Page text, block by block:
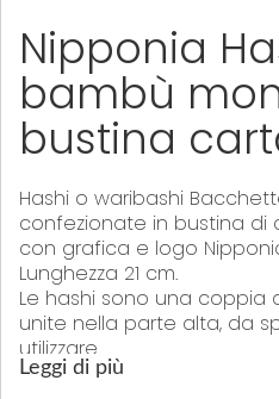
Nipponia
bambù
bustina
Hashi o waribashi
confezionate in bustina di
con grafica e logo
Lunghezza 21 cm.
Le hashi sono una coppia
unite nella parte alta, da
utilizzare.
Confezionate a coppia in
Leggi di più